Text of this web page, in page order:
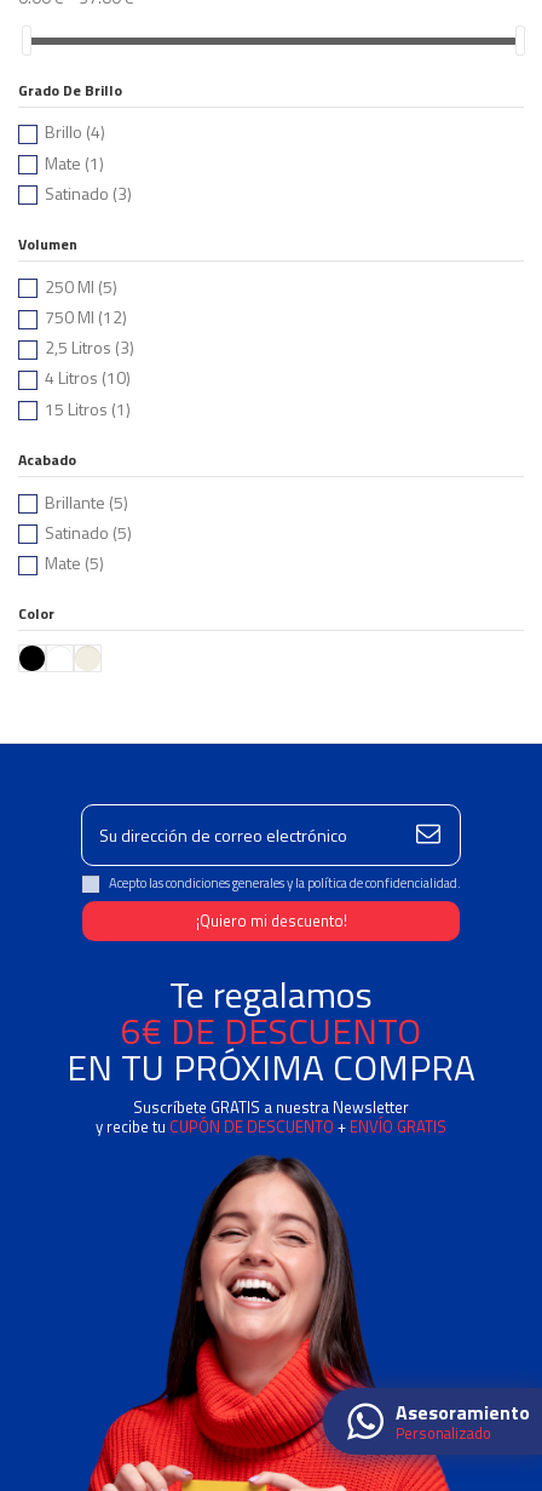
Grado De Brillo
Brillo (4)
Mate (1)
Satinado (3)
Volumen
250 Ml (5)
750 Ml (12)
2,5 Litros (3)
4 Litros (10)
15 Litros (1)
Acabado
Brillante (5)
Satinado (5)
Mate (5)
Color
Acepto las condiciones generales y la política de confidencialidad.
Te regalamos
6€ DE DESCUENTO
EN TU PRÓXIMA COMPRA
Suscríbete GRATIS a nuestra Newsletter
y recibe tu CUPÓN DE DESCUENTO + ENVÍO GRATIS
Asesoramiento
Personalizado